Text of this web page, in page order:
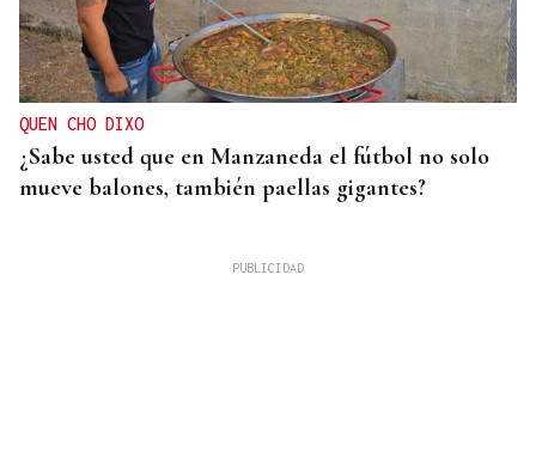
QUEN CHO DIXO
¿Sabe usted que en Manzaneda el fútbol no solo
mueve balones, también paellas gigantes?